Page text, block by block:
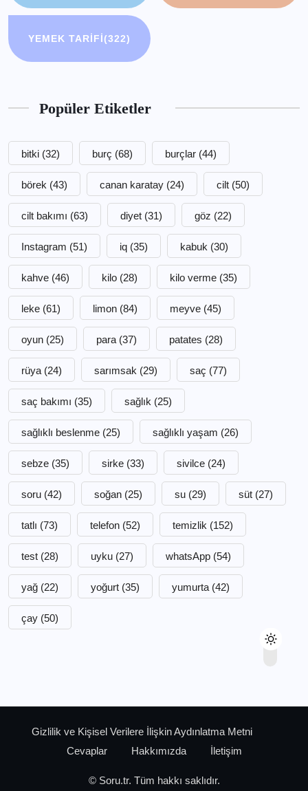
YEMEK TARIFI(322)
Popüler Etiketler
bitki (32) burç (68) burçlar (44)
börek (43) canan karatay (24) cilt (50)
cilt bakımı (63) diyet (31) göz (22)
Instagram (51) iq (35) kabuk (30)
kahve (46) kilo (28) kilo verme (35)
leke (61) limon (84) meyve (45)
oyun (25) para (37) patates (28)
rüya (24) sarımsak (29) saç (77)
saç bakımı (35) sağlık (25)
sağlıklı beslenme (25) sağlıklı yaşam (26)
sebze (35) sirke (33) sivilce (24)
soru (42) soğan (25) su (29) süt (27)
tatlı (73) telefon (52) temizlik (152)
test (28) uyku (27) whatsApp (54)
yağ (22) yoğurt (35) yumurta (42)
çay (50)
Gizlilik ve Kişisel Verilere İlişkin Aydınlatma Metni
Cevaplar
Hakkımızda İletişim
© Soru.tr. Tüm hakkı saklıdır.